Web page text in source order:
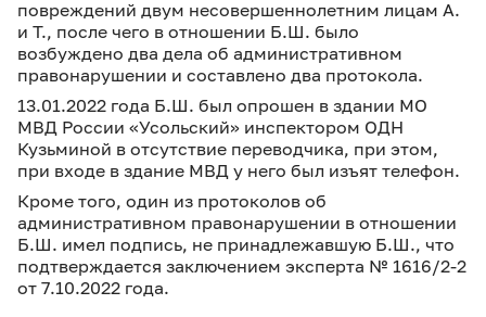
повреждений двум несовершеннолетним лицам А.
и Т., после чего в отношении Б.Ш. было
возбуждено два дела об административном
правонарушении и составлено два протокола.
13.01.2022 года Б.Ш. был опрошен в здании МО
МВД России «Усольский» инспектором ОДН
Кузьминой в отсутствие переводчика, при этом,
при входе в здание МВД у него был изъят телефон.
Кроме того, один из протоколов об
административном правонарушении в отношении
Б.Ш. имел подпись, не принадлежавшую Б.Ш., что
подтверждается заключением эксперта № 1616/2-2
от 7.10.2022 года.